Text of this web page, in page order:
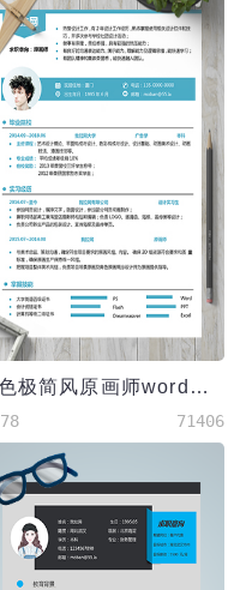
蓝色极简风原画师word简历模板
78 71406